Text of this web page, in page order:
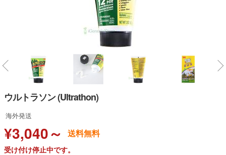
ウルトラソン (Ultrathon)
海外発送
¥3,040～ 送料無料
受け付け停止中です。